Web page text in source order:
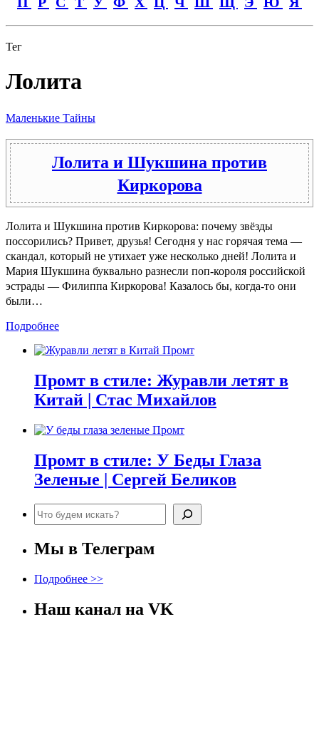
Тег
Лолита
Маленькие Тайны
Лолита и Шукшина против
Киркорова
Лолита и Шукшина против Киркорова: почему звёзды
поссорились? Привет, друзья! Сегодня у нас горячая тема —
скандал, который не утихает уже несколько дней! Лолита и
Мария Шукшина буквально разнесли поп-короля российской
эстрады — Филиппа Киркорова! Казалось бы, когда-то они
были…
Подробнее
Промт в стиле: Журавли летят в
Китай | Стас Михайлов
Промт в стиле: У Беды Глаза
Зеленые | Сергей Беликов
Поиск
Мы в Телеграм
Подробнее >>
Наш канал на VK